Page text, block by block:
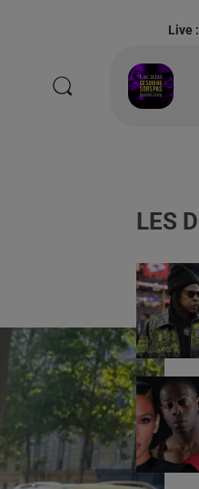
Live :
LES